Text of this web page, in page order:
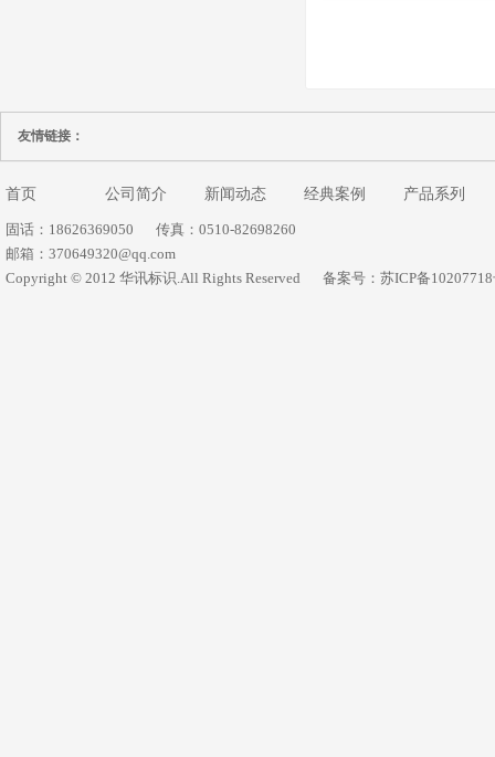
友情链接：
首页 公司简介 新闻动态 经典案例 产品系列
固话：18626369050
传真：0510-82698260
邮箱：370649320@qq.com
Copyright © 2012 华讯标识.All Rights Reserved
备案号：苏ICP备